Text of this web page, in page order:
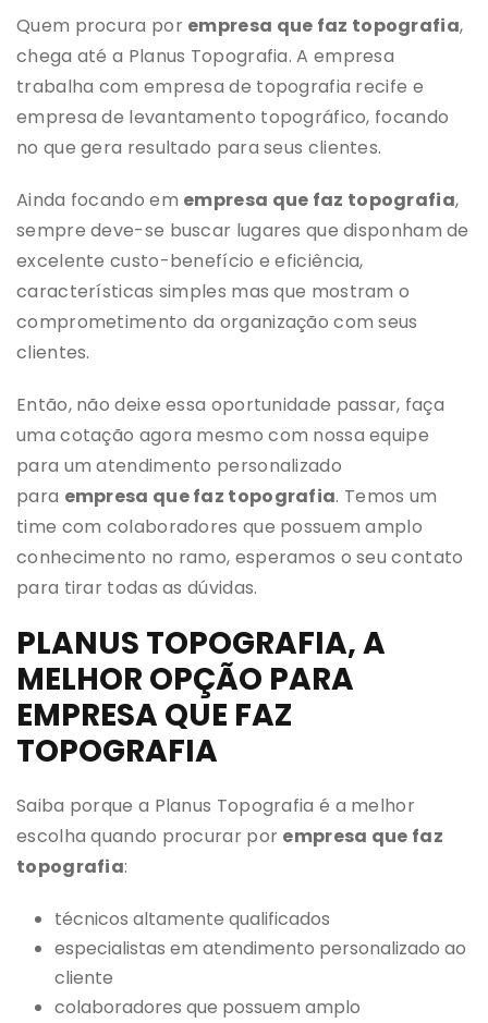
Quem procura por empresa que faz topografia,
chega até a Planus Topografia. A empresa
trabalha com empresa de topografia recife e
empresa de levantamento topográfico, focando
no que gera resultado para seus clientes.
Ainda focando em empresa que faz topografia,
sempre deve-se buscar lugares que disponham de
excelente custo-benefício e eficiência,
características simples mas que mostram o
comprometimento da organização com seus
clientes.
Então, não deixe essa oportunidade passar, faça
uma cotação agora mesmo com nossa equipe
para um atendimento personalizado
para empresa que faz topografia. Temos um
time com colaboradores que possuem amplo
conhecimento no ramo, esperamos o seu contato
para tirar todas as dúvidas.
PLANUS TOPOGRAFIA, A
MELHOR OPÇÃO PARA
EMPRESA QUE FAZ
TOPOGRAFIA
Saiba porque a Planus Topografia é a melhor
escolha quando procurar por empresa que faz
topografia:
técnicos altamente qualificados
especialistas em atendimento personalizado ao
cliente
colaboradores que possuem amplo